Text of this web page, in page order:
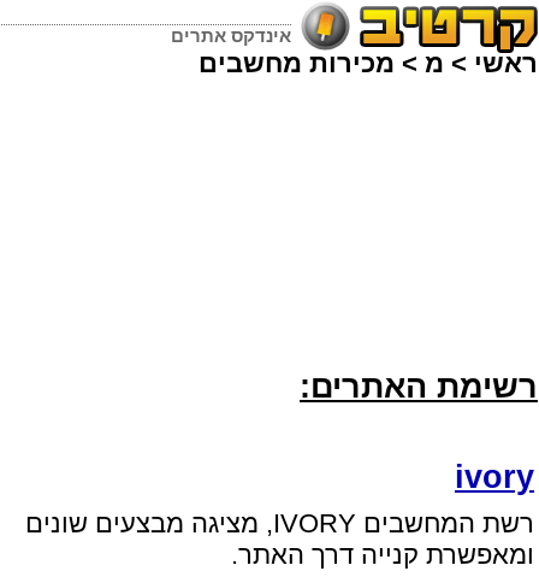
אינדקס אתרים
ראשי > מ > מכירות מחשבים
רשימת האתרים:
ivory
רשת המחשבים IVORY, מציגה מבצעים שונים
ומאפשרת קנייה דרך האתר.